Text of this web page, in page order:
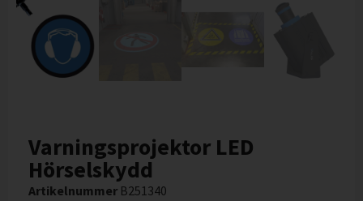
Varningsprojektor LED
Hörselskydd
Artikelnummer B251340